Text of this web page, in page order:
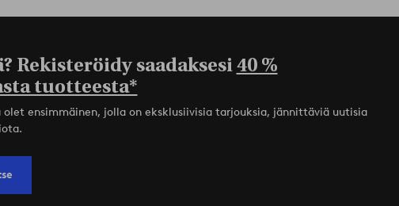
Rekisteröidy saadaksesi40 %
tuotteesta*
olet ensimmäinen, jolla on eksklusiivisia tarjouksia, jännittäviä uutisia